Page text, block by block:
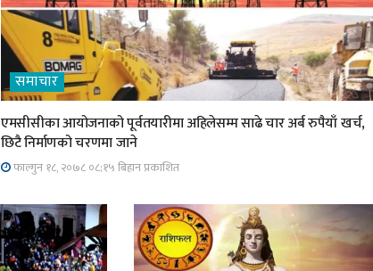
समाचार
एमसीसीका आयोजनाको पूर्वतयारीमा अहिलेसम्म साढे चार अर्ब रुपैयाँ खर्च,
छिटै निर्माणको चरणमा जाने
फाल्गुन १८, २०७८ ०८;१५ बिहान प्रकाशित